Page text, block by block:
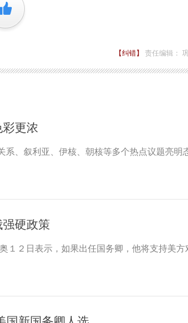
+1
【纠错】 责任编辑：
更浓
、叙利亚、伊核、朝核等多个热点议题亮明态
硬政策
１２日表示，如果出任国务卿，他将支持美方